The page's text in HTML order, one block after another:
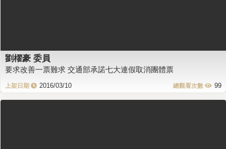
劉櫂豪 委員
要求改善一票難求 交通部承諾七大連假取消團體票
2016/03/10 99